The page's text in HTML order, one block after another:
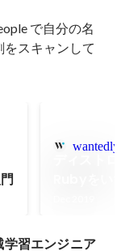
で自分の名
スキャンして
習エンジニア